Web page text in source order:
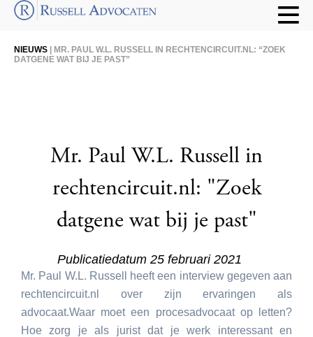
NIEUWS | MR. PAUL W.L. RUSSELL IN RECHTENCIRCUIT.NL: “ZOEK
DATGENE WAT BIJ JE PAST”
Mr. Paul W.L. Russell in
rechtencircuit.nl: "Zoek
datgene wat bij je past"
Publicatiedatum 25 februari 2021
Mr. Paul W.L. Russell heeft een interview gegeven aan
rechtencircuit.nl over zijn ervaringen als
advocaat.Waar moet een procesadvocaat op letten?
Hoe zorg je als jurist dat je werk interessant en